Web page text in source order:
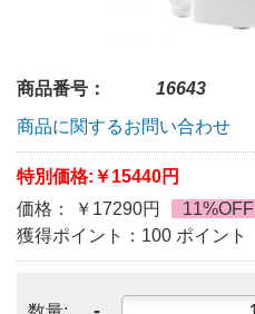
商品番号：
16643
商品に関するお問い合わせ
特別価格: ￥15440円
価格： ￥17290円
11%OFF
獲得ポイント：100 ポイント